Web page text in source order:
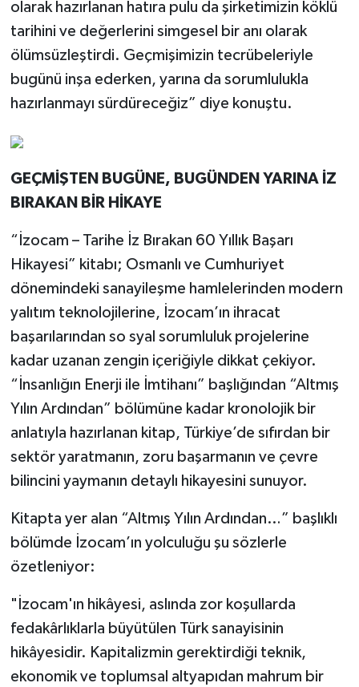
olarak hazırlanan hatıra pulu da şirketimizin köklü
tarihini ve değerlerini simgesel bir anı olarak
ölümsüzleştirdi. Geçmişimizin tecrübeleriyle
bugünü inşa ederken, yarına da sorumlulukla
hazırlanmayı sürdüreceğiz” diye konuştu.
GEÇMİŞTEN BUGÜNE, BUGÜNDEN YARINA İZ
BIRAKAN BİR HİKAYE
“İzocam – Tarihe İz Bırakan 60 Yıllık Başarı
Hikayesi” kitabı; Osmanlı ve Cumhuriyet
dönemindeki sanayileşme hamlelerinden modern
yalıtım teknolojilerine, İzocam’ın ihracat
başarılarından so syal sorumluluk projelerine
kadar uzanan zengin içeriğiyle dikkat çekiyor.
“İnsanlığın Enerji ile İmtihanı” başlığından “Altmış
Yılın Ardından” bölümüne kadar kronolojik bir
anlatıyla hazırlanan kitap, Türkiye’de sıfırdan bir
sektör yaratmanın, zoru başarmanın ve çevre
bilincini yaymanın detaylı hikayesini sunuyor.
Kitapta yer alan “Altmış Yılın Ardından…” başlıklı
bölümde İzocam’ın yolculuğu şu sözlerle
özetleniyor:
"İzocam'ın hikâyesi, aslında zor koşullarda
fedakârlıklarla büyütülen Türk sanayisinin
hikâyesidir. Kapitalizmin gerektirdiği teknik,
ekonomik ve toplumsal altyapıdan mahrum bir